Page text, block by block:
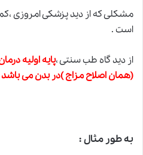
مشکلی که از دید پزشکی امروزی
است .
از دید گاه طب سنتی ،پایه اولیه
(همان اصلاح مزاج )در بدن می باشد
به طور مثال :